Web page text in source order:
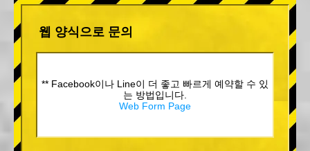
웹 양식으로 문의
** Facebook이나 Line이 더 좋고 빠르게 예약할 수 있
는 방법입니다.
Web Form Page